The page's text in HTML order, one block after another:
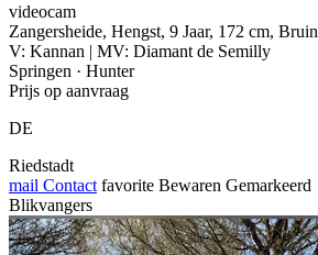
videocam
Zangersheide, Hengst, 9 Jaar, 172 cm, Bruin
V: Kannan | MV: Diamant de Semilly
Springen · Hunter
Prijs op aanvraag
DE
Riedstadt
mail Contact favorite Bewaren Gemarkeerd
Blikvangers